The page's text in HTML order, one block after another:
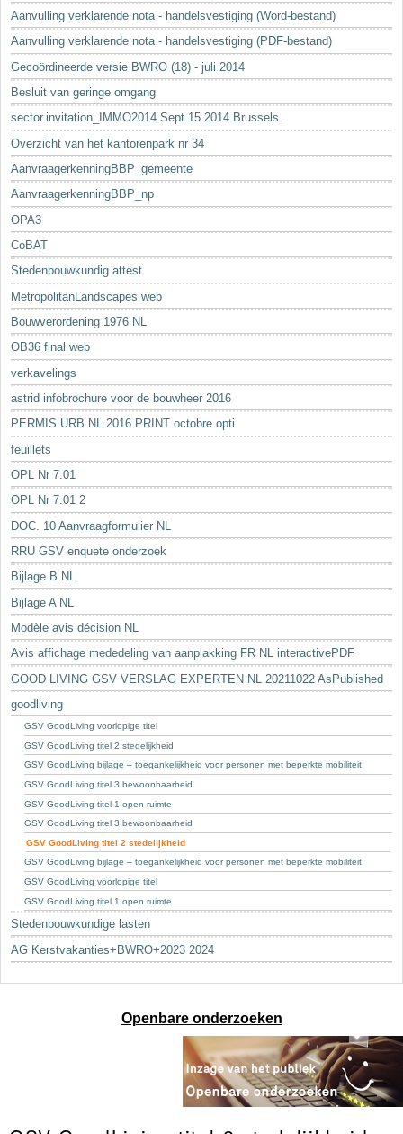
Aanvulling verklarende nota - handelsvestiging (Word-bestand)
Aanvulling verklarende nota - handelsvestiging (PDF-bestand)
Gecoördineerde versie BWRO (18) - juli 2014
Besluit van geringe omgang
sector.invitation_IMMO2014.Sept.15.2014.Brussels.
Overzicht van het kantorenpark nr 34
AanvraagerkenningBBP_gemeente
AanvraagerkenningBBP_np
OPA3
CoBAT
Stedenbouwkundig attest
MetropolitanLandscapes web
Bouwverordening 1976 NL
OB36 final web
verkavelings
astrid infobrochure voor de bouwheer 2016
PERMIS URB NL 2016 PRINT octobre opti
feuillets
OPL Nr 7.01
OPL Nr 7.01 2
DOC. 10 Aanvraagformulier NL
RRU GSV enquete onderzoek
Bijlage B NL
Bijlage A NL
Modèle avis décision NL
Avis affichage mededeling van aanplakking FR NL interactivePDF
GOOD LIVING GSV VERSLAG EXPERTEN NL 20211022 AsPublished
goodliving
GSV GoodLiving voorlopige titel
GSV GoodLiving titel 2 stedelijkheid
GSV GoodLiving bijlage – toegankelijkheid voor personen met beperkte mobiliteit
GSV GoodLiving titel 3 bewoonbaarheid
GSV GoodLiving titel 1 open ruimte
GSV GoodLiving titel 3 bewoonbaarheid
GSV GoodLiving titel 2 stedelijkheid
GSV GoodLiving bijlage – toegankelijkheid voor personen met beperkte mobiliteit
GSV GoodLiving voorlopige titel
GSV GoodLiving titel 1 open ruimte
Stedenbouwkundige lasten
AG Kerstvakanties+BWRO+2023 2024
Openbare onderzoeken